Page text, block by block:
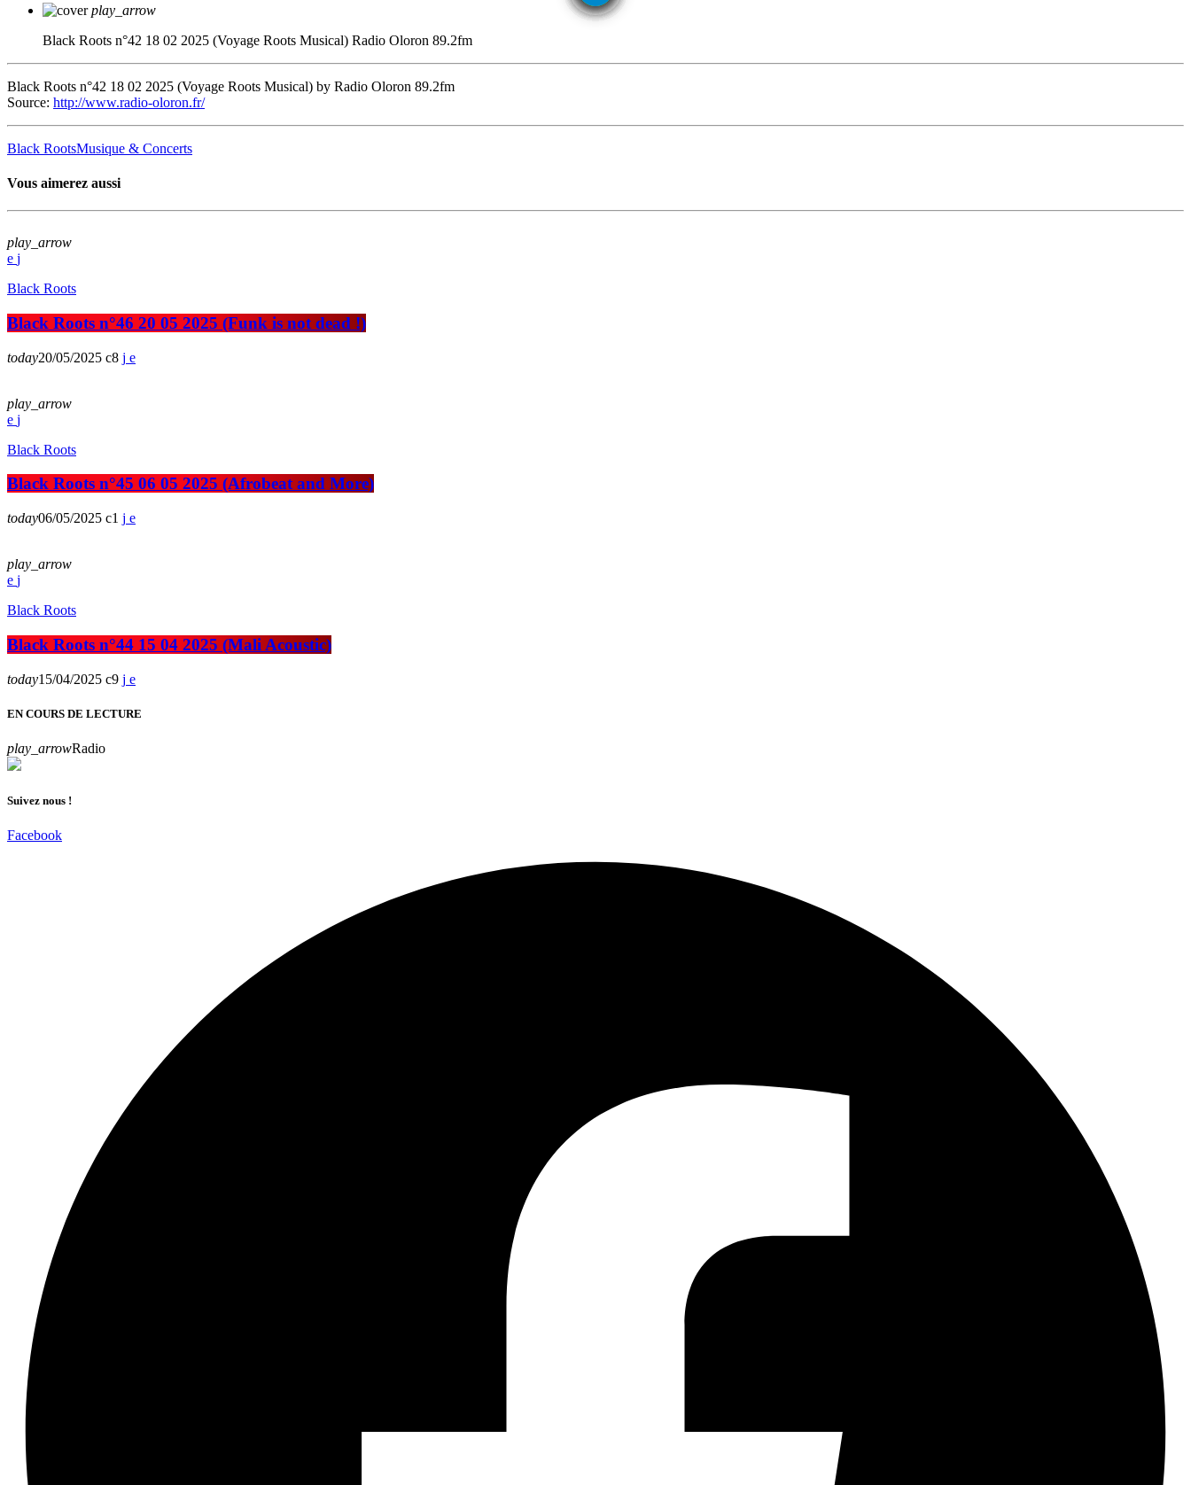
play_arrow
Black Roots n°42 18 02 2025 (Voyage Roots Musical) Radio Oloron 89.2fm
Black Roots n°42 18 02 2025 (Voyage Roots Musical) by Radio Oloron 89.2fm
Source: http://www.radio-oloron.fr/
Black RootsMusique & Concerts
Vous aimerez aussi
play_arrow
Black Roots
Black Roots n°46 20 05 2025 (Funk is not dead !)
today20/05/2025 8
play_arrow
Black Roots
Black Roots n°45 06 05 2025 (Afrobeat and More)
today06/05/2025 1
play_arrow
Black Roots
Black Roots n°44 15 04 2025 (Mali Acoustic)
today15/04/2025 9
EN COURS DE LECTURE
play_arrowRadio
Suivez nous !
Facebook